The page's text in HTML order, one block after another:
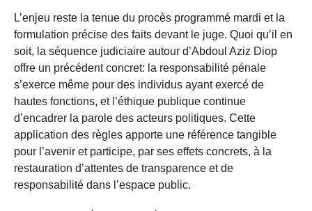
L’enjeu reste la tenue du procès programmé mardi et la
formulation précise des faits devant le juge. Quoi qu’il en
soit, la séquence judiciaire autour d’Abdoul Aziz Diop
offre un précédent concret: la responsabilité pénale
s’exerce même pour des individus ayant exercé de
hautes fonctions, et l’éthique publique continue
d’encadrer la parole des acteurs politiques. Cette
application des règles apporte une référence tangible
pour l’avenir et participe, par ses effets concrets, à la
restauration d’attentes de transparence et de
responsabilité dans l’espace public.